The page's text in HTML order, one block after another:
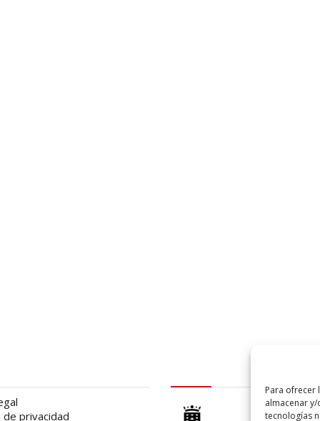
Para ofrecer
almacenar
tecnologías
de privacidad